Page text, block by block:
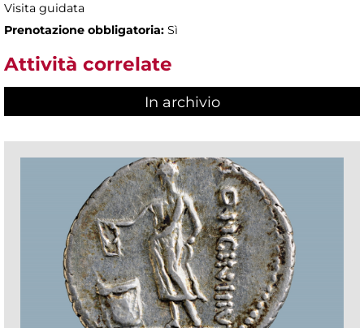
Visita guidata
Prenotazione obbligatoria: Sì
Attività correlate
In archivio